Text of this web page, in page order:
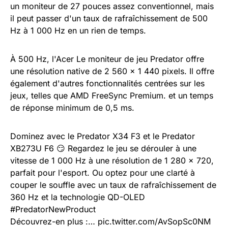
un moniteur de 27 pouces assez conventionnel, mais
il peut passer d'un taux de rafraîchissement de 500
Hz à 1 000 Hz en un rien de temps.
À 500 Hz, l'Acer Le moniteur de jeu Predator offre
une résolution native de 2 560 x 1 440 pixels. Il offre
également d'autres fonctionnalités centrées sur les
jeux, telles que AMD FreeSync Premium. et un temps
de réponse minimum de 0,5 ms.
Dominez avec le Predator X34 F3 et le Predator
XB273U F6 😏 Regardez le jeu se dérouler à une
vitesse de 1 000 Hz à une résolution de 1 280 x 720,
parfait pour l'esport. Ou optez pour une clarté à
couper le souffle avec un taux de rafraîchissement de
360 ​​Hz et la technologie QD-OLED
#PredatorNewProduct
Découvrez-en plus :… pic.twitter.com/AvSopSc0NM